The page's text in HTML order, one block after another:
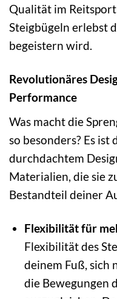
Qualität im
Steigbügeln erlebst
begeistern wird.
Revolutionäres
Performance
Was macht die
so besonders? Es
durchdachtem
Materialien, die sie
Bestandteil deiner
Flexibilität für
Flexibilität des
deinem Fuß, sich
die Bewegungen